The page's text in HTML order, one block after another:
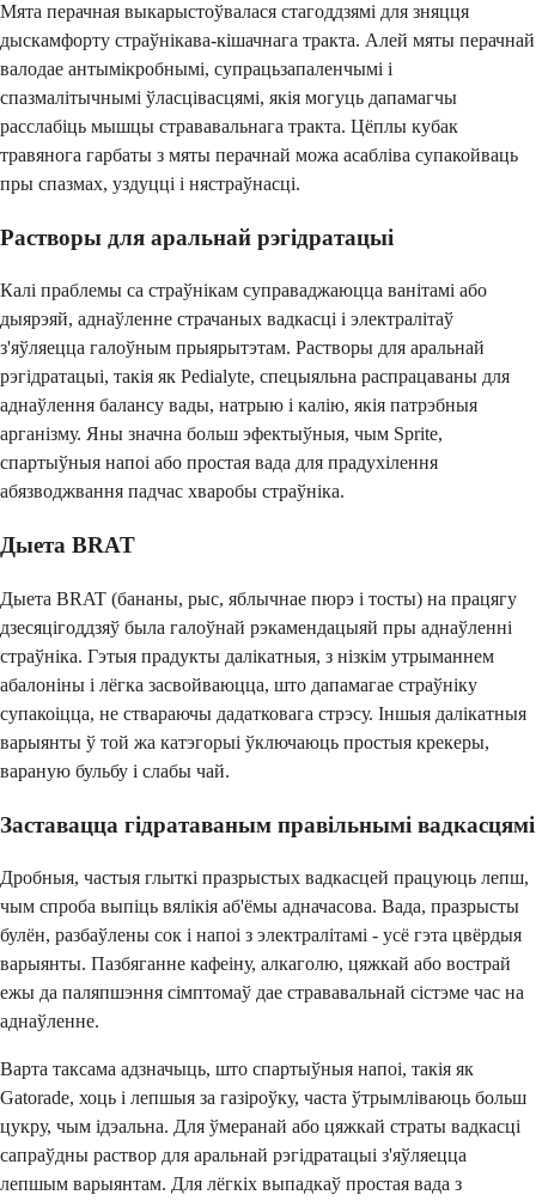
Мята перачная выкарыстоўвалася стагоддзямі для зняцця
дыскамфорту страўнікава-кішачнага тракта. Алей мяты перачнай
валодае антымікробнымі, супрацьзапаленчымі і
спазмалітычнымі ўласцівасцямі, якія могуць дапамагчы
расслабіць мышцы стрававальнага тракта. Цёплы кубак
травянога гарбаты з мяты перачнай можа асабліва супакойваць
пры спазмах, уздуцці і нястраўнасці.
Растворы для аральнай рэгідратацыі
Калі праблемы са страўнікам суправаджаюцца ванітамі або
дыярэяй, аднаўленне страчаных вадкасці і электралітаў
з'яўляецца галоўным прыярытэтам. Растворы для аральнай
рэгідратацыі, такія як Pedialyte, спецыяльна распрацаваны для
аднаўлення балансу вады, натрыю і калію, якія патрэбныя
арганізму. Яны значна больш эфектыўныя, чым Sprite,
спартыўныя напоі або простая вада для прадухілення
абязводжвання падчас хваробы страўніка.
Дыета BRAT
Дыета BRAT (бананы, рыс, яблычнае пюрэ і тосты) на працягу
дзесяцігоддзяў была галоўнай рэкамендацыяй пры аднаўленні
страўніка. Гэтыя прадукты далікатныя, з нізкім утрыманнем
абалоніны і лёгка засвойваюцца, што дапамагае страўніку
супакоіцца, не ствараючы дадатковага стрэсу. Іншыя далікатныя
варыянты ў той жа катэгорыі ўключаюць простыя крекеры,
вараную бульбу і слабы чай.
Заставацца гідратаваным правільнымі вадкасцямі
Дробныя, частыя глыткі празрыстых вадкасцей працуюць лепш,
чым спроба выпіць вялікія аб'ёмы адначасова. Вада, празрысты
булён, разбаўлены сок і напоі з электралітамі - усё гэта цвёрдыя
варыянты. Пазбяганне кафеіну, алкаголю, цяжкай або вострай
ежы да паляпшэння сімптомаў дае стрававальнай сістэме час на
аднаўленне.
Варта таксама адзначыць, што спартыўныя напоі, такія як
Gatorade, хоць і лепшыя за газіроўку, часта ўтрымліваюць больш
цукру, чым ідэальна. Для ўмеранай або цяжкай страты вадкасці
сапраўдны раствор для аральнай рэгідратацыі з'яўляецца
лепшым варыянтам. Для лёгкіх выпадкаў простая вада з